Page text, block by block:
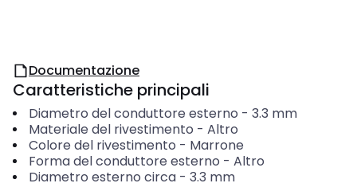
Documentazione
Caratteristiche principali
Diametro del conduttore esterno - 3.3 mm
Materiale del rivestimento - Altro
Colore del rivestimento - Marrone
Forma del conduttore esterno - Altro
Diametro esterno circa- 3.3 mm